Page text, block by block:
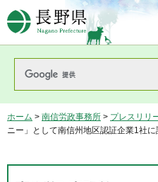
長野県Nagano
ホーム > 南信労政事務所 > プレスリリ
ニー」として南信州地区認証企業1社